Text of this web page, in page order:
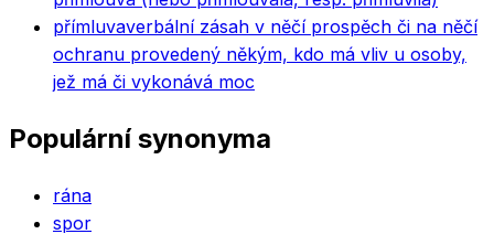
přímluvaverbální zásah v něčí prospěch či na něčí
ochranu provedený někým, kdo má vliv u osoby,
jež má či vykonává moc
Populární synonyma
rána
spor